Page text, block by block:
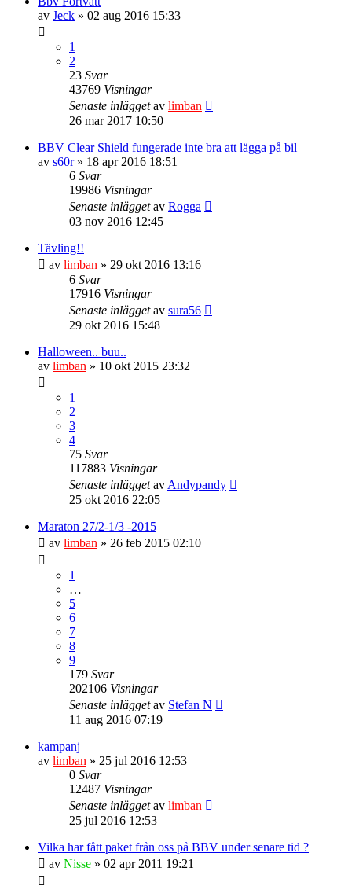
av Jeck » 02 aug 2016 15:33
1
2
23 Svar
43769 Visningar
Senaste inläggetav limban
26 mar 2017 10:50
BBV Clear Shield fungerade inte bra att lägga på bil
av s60r» 18 apr 2016 18:51
6 Svar
19986 Visningar
Senaste inläggetav Rogga
03 nov 2016 12:45
Tävling!!
av limban » 29 okt 2016 13:16
6 Svar
17916 Visningar
Senaste inläggetav sura56
29 okt 2016 15:48
Halloween.. buu..
av limban » 10 okt 2015 23:32
1
2
3
4
75 Svar
117883 Visningar
Senaste inläggetav Andypandy
25 okt 2016 22:05
Maraton 27/2-1/3 -2015
av limban » 26 feb 2015 02:10
1
…
5
6
7
8
9
179 Svar
202106 Visningar
Senaste inläggetav Stefan N
11 aug 2016 07:19
kampanj
av limban » 25 jul 2016 12:53
0 Svar
12487 Visningar
Senaste inläggetav limban
25 jul 2016 12:53
Vilka har fått paket från oss på BBV under senare tid ?
av Nisse » 02 apr 2011 19:21